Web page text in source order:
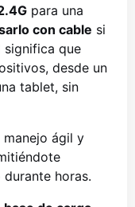
para una
con cable si
significa que
desde un
tablet, sin
ágil y
horas.